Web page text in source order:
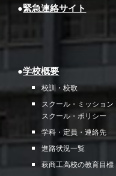
●緊急連絡サイト
●学校概要
校訓・校歌
スクール・ミッション
スクール・ポリシー
学科・定員・連絡先
進路状況一覧
萩商工高校の教育目標